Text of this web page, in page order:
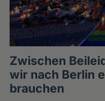
Zwischen
wir nach Berlin
brauchen